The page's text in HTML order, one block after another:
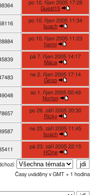
po 10. říjen 2005 17:28
Guest15
po 10. říjen 2005 11:34
busch
po 10. říjen 2005 11:23
hanni
pá 7. říjen 2005 14:17
Máca
ne 2. říjen 2005 17:14
Ginzo
so 1. říjen 2005 00:49
Norton
po 26. září 2005 20:30
Ricky
ne 25. září 2005 11:45
busch
pá 23. září 2005 22:15
HOne
Časy uváděny v GMT + 1 hodina